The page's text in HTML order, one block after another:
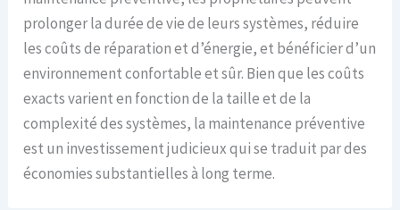
prolonger la durée de vie de leurs systèmes, réduire
les coûts de réparation et d’énergie, et bénéficier d’un
environnement confortable et sûr. Bien que les coûts
exacts varient en fonction de la taille et de la
complexité des systèmes, la maintenance préventive
est un investissement judicieux qui se traduit par des
économies substantielles à long terme.